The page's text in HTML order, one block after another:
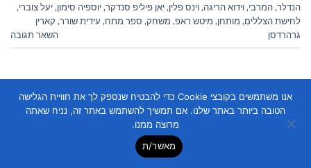
הנדלר,המרבי,וידוא הריגה,וינס פלין,יאן פיליפ סנדקר,יוספיה סימון,יעל צוברי,
לחישת הצללים, מותחן, מיטש ראפ, משחק, ספר מתח, עידית שורר, קארין
גרהרדסן
השאר תגובה
Copyright 2026 ©Flatsome Theme
אנו משתמשים בקובצי Cookie כדי להבטיח שנספק לך את חוויית הגלישה
הטובה ביותר באתר שלנו. אם תמשיך להשתמש באתר זה, נניח שאתה
מרוצה ממנו.
מאשר/ת